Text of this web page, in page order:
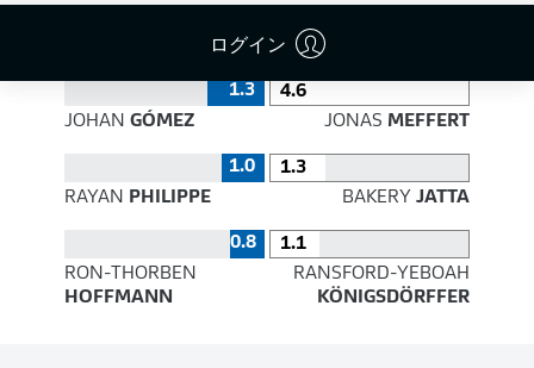
ログイン
PASS EFFICIENCY
1.3
4.6
JOHAN GÓMEZ JONAS MEFFERT
1.0
1.3
RAYAN PHILIPPE BAKERY JATTA
0.8
1.1
RON-THORBEN
HOFFMANN
RANSFORD-YEBOAH
KÖNIGSDÖRFFER